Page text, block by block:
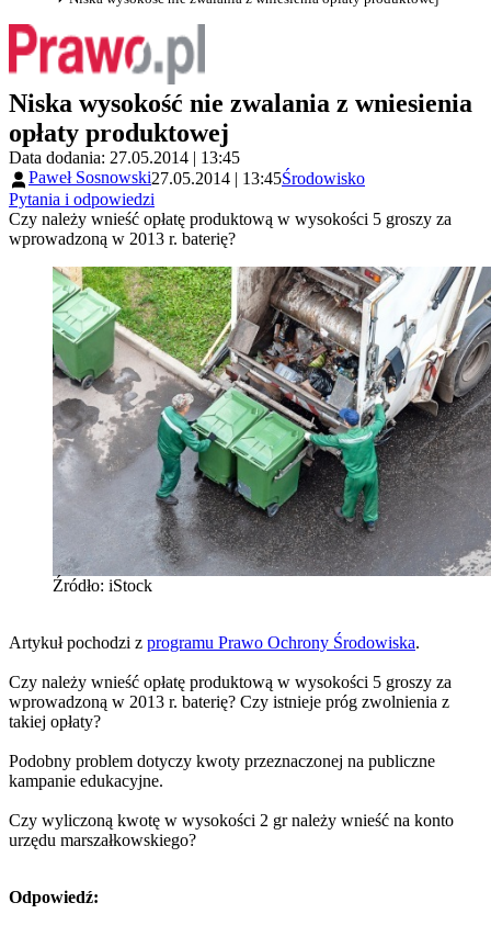
Niska wysokość nie zwalania z wniesienia
opłaty produktowej
Data dodania: 27.05.2014 | 13:45
Paweł Sosnowski27.05.2014 | 13:45Środowisko
Pytania i odpowiedzi
Czy należy wnieść opłatę produktową w wysokości 5 groszy za
wprowadzoną w 2013 r. baterię?
Źródło: iStock
Artykuł pochodzi z programu Prawo Ochrony Środowiska.
Czy należy wnieść opłatę produktową w wysokości 5 groszy za
wprowadzoną w 2013 r. baterię? Czy istnieje próg zwolnienia z
takiej opłaty?
Podobny problem dotyczy kwoty przeznaczonej na publiczne
kampanie edukacyjne.
Czy wyliczoną kwotę w wysokości 2 gr należy wnieść na konto
urzędu marszałkowskiego?
Odpowiedź: